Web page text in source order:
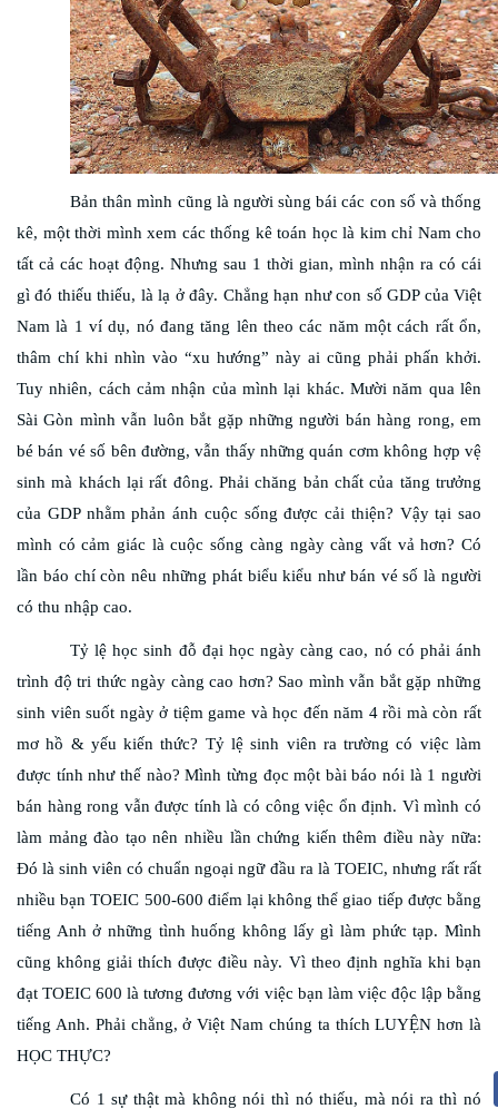
Bản thân mình cũng là người sùng bái các con số và thống
kê, một thời mình xem các thống kê toán học là kim chỉ Nam cho
tất cả các hoạt động. Nhưng sau 1 thời gian, mình nhận ra có cái
gì đó thiếu thiếu, là lạ ở đây. Chẳng hạn như con số GDP của Việt
Nam là 1 ví dụ, nó đang tăng lên theo các năm một cách rất ổn,
thâm chí khi nhìn vào “xu hướng” này ai cũng phải phấn khởi.
Tuy nhiên, cách cảm nhận của mình lại khác. Mười năm qua lên
Sài Gòn mình vẫn luôn bắt gặp những người bán hàng rong, em
bé bán vé số bên đường, vẫn thấy những quán cơm không hợp vệ
sinh mà khách lại rất đông. Phải chăng bản chất của tăng trưởng
của GDP nhằm phản ánh cuộc sống được cải thiện? Vậy tại sao
mình có cảm giác là cuộc sống càng ngày càng vất vả hơn? Có
lần báo chí còn nêu những phát biểu kiểu như bán vé số là người
có thu nhập cao.
Tỷ lệ học sinh đỗ đại học ngày càng cao, nó có phải ánh
trình độ tri thức ngày càng cao hơn? Sao mình vẫn bắt gặp những
sinh viên suốt ngày ở tiệm game và học đến năm 4 rồi mà còn rất
mơ hồ & yếu kiến thức? Tỷ lệ sinh viên ra trường có việc làm
được tính như thế nào? Mình từng đọc một bài báo nói là 1 người
bán hàng rong vẫn được tính là có công việc ổn định. Vì mình có
làm mảng đào tạo nên nhiều lần chứng kiến thêm điều này nữa:
Đó là sinh viên có chuẩn ngoại ngữ đầu ra là TOEIC, nhưng rất rất
nhiều bạn TOEIC 500-600 điểm lại không thể giao tiếp được bằng
tiếng Anh ở những tình huống không lấy gì làm phức tạp. Mình
cũng không giải thích được điều này. Vì theo định nghĩa khi bạn
đạt TOEIC 600 là tương đương với việc bạn làm việc độc lập bằng
tiếng Anh. Phải chẳng, ở Việt Nam chúng ta thích LUYỆN hơn là
HỌC THỰC?
Có 1 sự thật mà không nói thì nó thiếu, mà nói ra thì nó